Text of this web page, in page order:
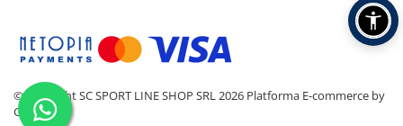
©Copyright SC SPORT LINE SHOP SRL 2026 Platforma E-commerce by
Gomag